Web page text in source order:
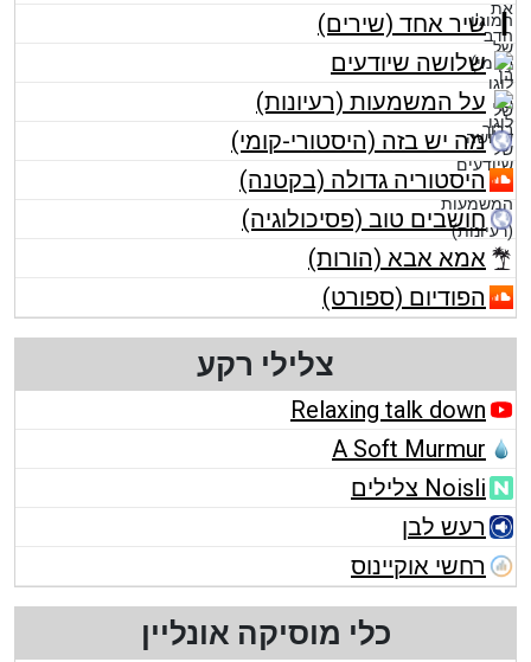
שיר אחד (שירים)
שלושה שיודעים
על המשמעות (רעיונות)
מה יש בזה (היסטורי-קומי)
היסטוריה גדולה (בקטנה)
חושבים טוב (פסיכולוגיה)
אמא אבא (הורות)
הפודיום (ספורט)
צלילי רקע
Relaxing talk down
A Soft Murmur
Noisli צלילים
רעש לבן
רחשי אוקיינוס
כלי מוסיקה אונליין